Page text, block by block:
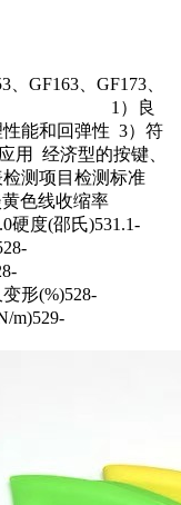
GF163、GF173、
性 1）良
能和回弹性 3）符
用 经济型的按键、
测项目检测标准
黄色线收缩率
硬度(邵氏)531.1-
变形(%)528-
m)529-